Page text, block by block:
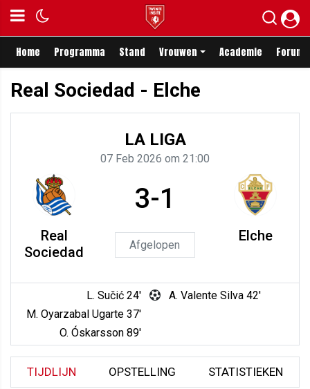
Home Programma Stand Vrouwen Academie Forum
Real Sociedad - Elche
LA LIGA
07 Feb 2026 om 21:00
Real
Sociedad
3-1
Afgelopen
Elche
L. Sučić 24'
M. Oyarzabal Ugarte 37'
O. Óskarsson 89'
A. Valente Silva 42'
TIJDLIJN OPSTELLING STATISTIEKEN